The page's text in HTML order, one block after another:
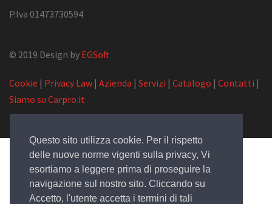
Questo sito utilizza cookie. Per il rispetto
delle nuove norme vigenti sulla privacy, Vi
esortiamo a leggere prima di proseguire la
navigazione sul nostro sito. Cliccando su
Accetto, l'utente accetta i termini di tali
P.Iva 01473730594
© 2019 Design by EGSoft
Cookie | Privacy Law | Azienda | Servizi | Catalogo | Contatti |
Siamo su Carpro.it